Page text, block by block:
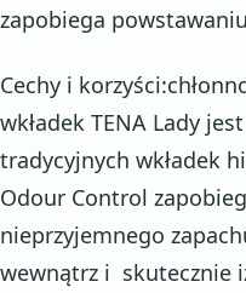
zapobiega
Cechy i
wkładek TENA Lady
tradycyjnych wkładek
Odour Control
nieprzyjemnego
wewnątrz i skutecznie